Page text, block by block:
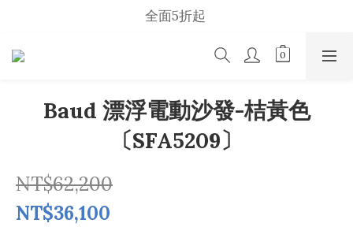
2026  Summer Sale
全面5折起
u p    t o    50 %    s a l e
Baud 漂浮電動沙發-桔黃色
〔SFA5209〕
NT$62,200
NT$36,100